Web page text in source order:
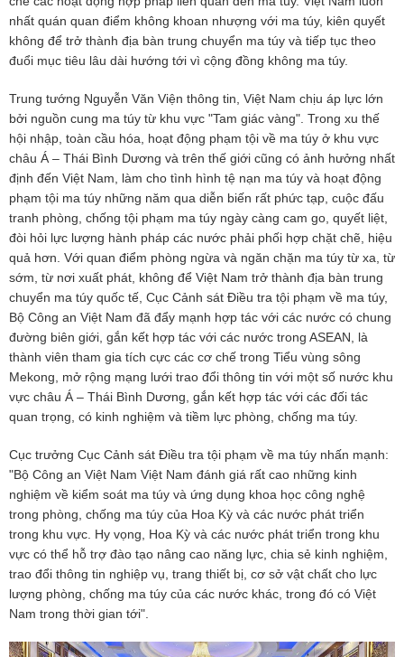
nhất quán quan điểm không khoan nhượng với ma túy, kiên quyết
không để trở thành địa bàn trung chuyển ma túy và tiếp tục theo
đuổi mục tiêu lâu dài hướng tới vì cộng đồng không ma túy.
Trung tướng Nguyễn Văn Viện thông tin, Việt Nam chịu áp lực lớn
bởi nguồn cung ma túy từ khu vực "Tam giác vàng". Trong xu thế
hội nhập, toàn cầu hóa, hoạt động phạm tội về ma túy ở khu vực
châu Á – Thái Bình Dương và trên thế giới cũng có ảnh hưởng nhất
định đến Việt Nam, làm cho tình hình tệ nạn ma túy và hoạt động
phạm tội ma túy những năm qua diễn biến rất phức tạp, cuộc đấu
tranh phòng, chống tội phạm ma túy ngày càng cam go, quyết liệt,
đòi hỏi lực lượng hành pháp các nước phải phối hợp chặt chẽ, hiệu
quả hơn. Với quan điểm phòng ngừa và ngăn chặn ma túy từ xa, từ
sớm, từ nơi xuất phát, không để Việt Nam trở thành địa bàn trung
chuyển ma túy quốc tế, Cục Cảnh sát Điều tra tội phạm về ma túy,
Bộ Công an Việt Nam đã đẩy mạnh hợp tác với các nước có chung
đường biên giới, gắn kết hợp tác với các nước trong ASEAN, là
thành viên tham gia tích cực các cơ chế trong Tiểu vùng sông
Mekong, mở rộng mạng lưới trao đổi thông tin với một số nước khu
vực châu Á – Thái Bình Dương, gắn kết hợp tác với các đối tác
quan trọng, có kinh nghiệm và tiềm lực phòng, chống ma túy.
Cục trưởng Cục Cảnh sát Điều tra tội phạm về ma túy nhấn mạnh:
"Bộ Công an Việt Nam Việt Nam đánh giá rất cao những kinh
nghiệm về kiểm soát ma túy và ứng dụng khoa học công nghệ
trong phòng, chống ma túy của Hoa Kỳ và các nước phát triển
trong khu vực. Hy vọng, Hoa Kỳ và các nước phát triển trong khu
vực có thể hỗ trợ đào tạo nâng cao năng lực, chia sẻ kinh nghiệm,
trao đổi thông tin nghiệp vụ, trang thiết bị, cơ sở vật chất cho lực
lượng phòng, chống ma túy của các nước khác, trong đó có Việt
Nam trong thời gian tới".